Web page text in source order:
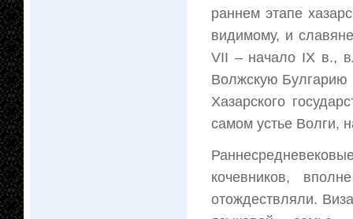
раннем этапе
видимому, и
VII – начало IX в.,
Волжскую Булгарию
Хазарского
самом устье Волги,
кочевников,
отождествляли.